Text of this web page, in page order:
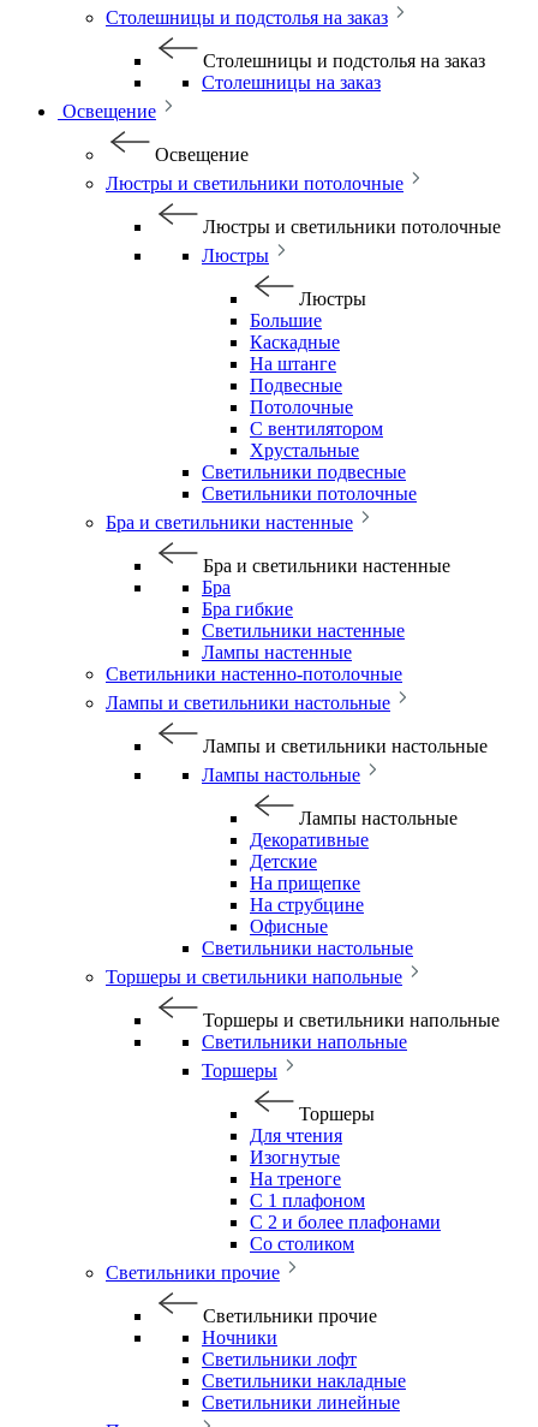
Столешницы и подстолья на заказ
Столешницы и подстолья на заказ
Столешницы на заказ
Освещение
Освещение
Люстры и светильники потолочные
Люстры и светильники потолочные
Люстры
Люстры
Большие
Каскадные
На штанге
Подвесные
Потолочные
С вентилятором
Хрустальные
Светильники подвесные
Светильники потолочные
Бра и светильники настенные
Бра и светильники настенные
Бра
Бра гибкие
Светильники настенные
Лампы настенные
Светильники настенно-потолочные
Лампы и светильники настольные
Лампы и светильники настольные
Лампы настольные
Лампы настольные
Декоративные
Детские
На прищепке
На струбцине
Офисные
Светильники настольные
Торшеры и светильники напольные
Торшеры и светильники напольные
Светильники напольные
Торшеры
Торшеры
Для чтения
Изогнутые
На треноге
С 1 плафоном
С 2 и более плафонами
Со столиком
Светильники прочие
Светильники прочие
Ночники
Светильники лофт
Светильники накладные
Светильники линейные